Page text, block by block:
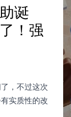
诞
！强
，不过这次
实质性的改